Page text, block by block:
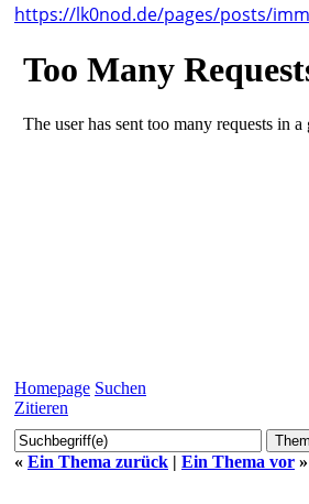
https://lk0nod.de/pages/posts/
Homepage Suchen
Zitieren
« Ein Thema zurück | Ein Thema vor »